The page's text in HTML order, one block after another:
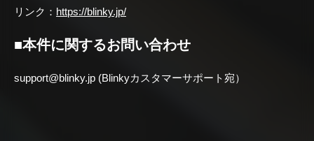
リンク： https://blinky.jp/
■本件に関するお問い合わせ
support@blinky.jp (Blinkyカスタマーサポート宛）